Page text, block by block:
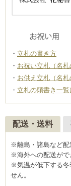
立札の書き方
お祝い立札（名
お供え立札（名
立札の頭書き一覧
配送・送料
※離島・諸島など配
※海外への配送がで
※気温が低下する冬
せん。